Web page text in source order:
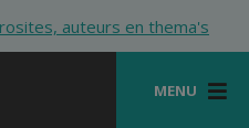
auteurs en thema's
MENU